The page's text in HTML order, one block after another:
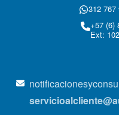
312 767
+57 (6)
Ext: